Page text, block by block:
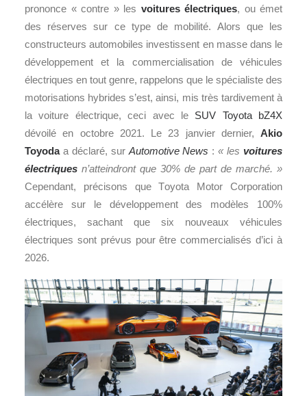
prononce « contre » les voitures électriques, ou émet
des réserves sur ce type de mobilité. Alors que les
constructeurs automobiles investissent en masse dans le
développement et la commercialisation de véhicules
électriques en tout genre, rappelons que le spécialiste des
motorisations hybrides s’est, ainsi, mis très tardivement à
la voiture électrique, ceci avec le SUV Toyota bZ4X
dévoilé en octobre 2021. Le 23 janvier dernier, Akio
Toyodaa déclaré, sur Automotive News :« les voitures
électriques n’atteindront que 30% de part de marché. »
Cependant, précisons que Toyota Motor Corporation
accélère sur le développement des modèles 100%
électriques, sachant que six nouveaux véhicules
électriques sont prévus pour être commercialisés d’ici à
2026.